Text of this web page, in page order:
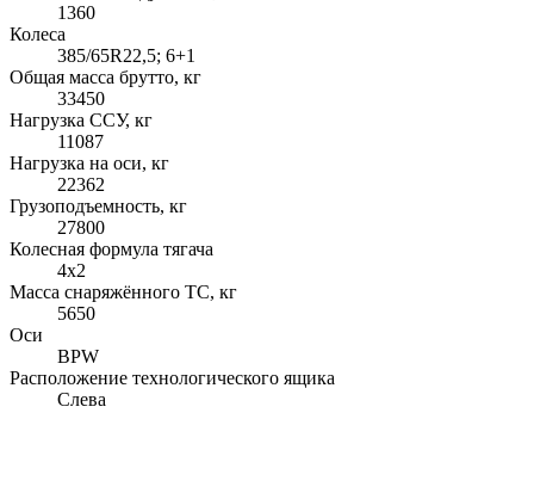
1360
Колеса
385/65R22,5; 6+1
Общая масса брутто, кг
33450
Нагрузка ССУ, кг
11087
Нагрузка на оси, кг
22362
Грузоподъемность, кг
27800
Колесная формула тягача
4x2
Масса снаряжённого ТС, кг
5650
Оси
BPW
Расположение технологического ящика
Слева